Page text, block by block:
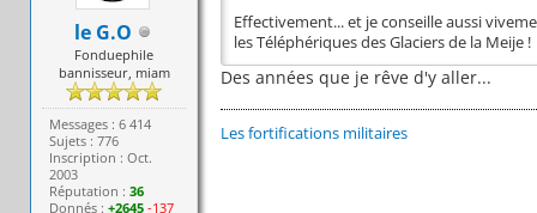
le G.O
Fonduephile
bannisseur, miam
Messages : 6 414
Sujets : 776
Inscription : Oct.
2003
Réputation :36
Donnés :+2645 -137
Effectivement... et je conseille aussi
les Téléphériques des Glaciers de la Meije !
Des années que je rêve d'y aller...
Les fortifications militaires